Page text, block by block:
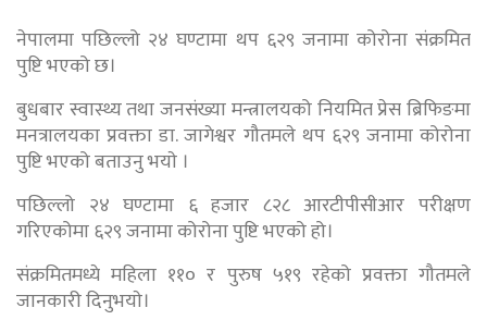
नेपालमा पछिल्लो २४ घण्टामा थप ६२९ जनामा कोरोना संक्रमित
पुष्टि भएको छ।
बुधबार स्वास्थ्य तथा जनसंख्या मन्त्रालयको नियमित प्रेस ब्रिफिङमा
मनत्रालयका प्रवक्ता डा. जागेश्वर गौतमले थप ६२९ जनामा कोरोना
पुष्टि भएको बताउनु भयाे ।
पछिल्लो २४ घण्टामा ६ हजार ८२८ आरटीपीसीआर परीक्षण
गरिएकोमा ६२९ जनामा कोरोना पुष्टि भएको हो।
संक्रमितमध्ये महिला ११० र पुरुष ५१९ रहेको प्रवक्ता गौतमले
जानकारी दिनुभयाे।